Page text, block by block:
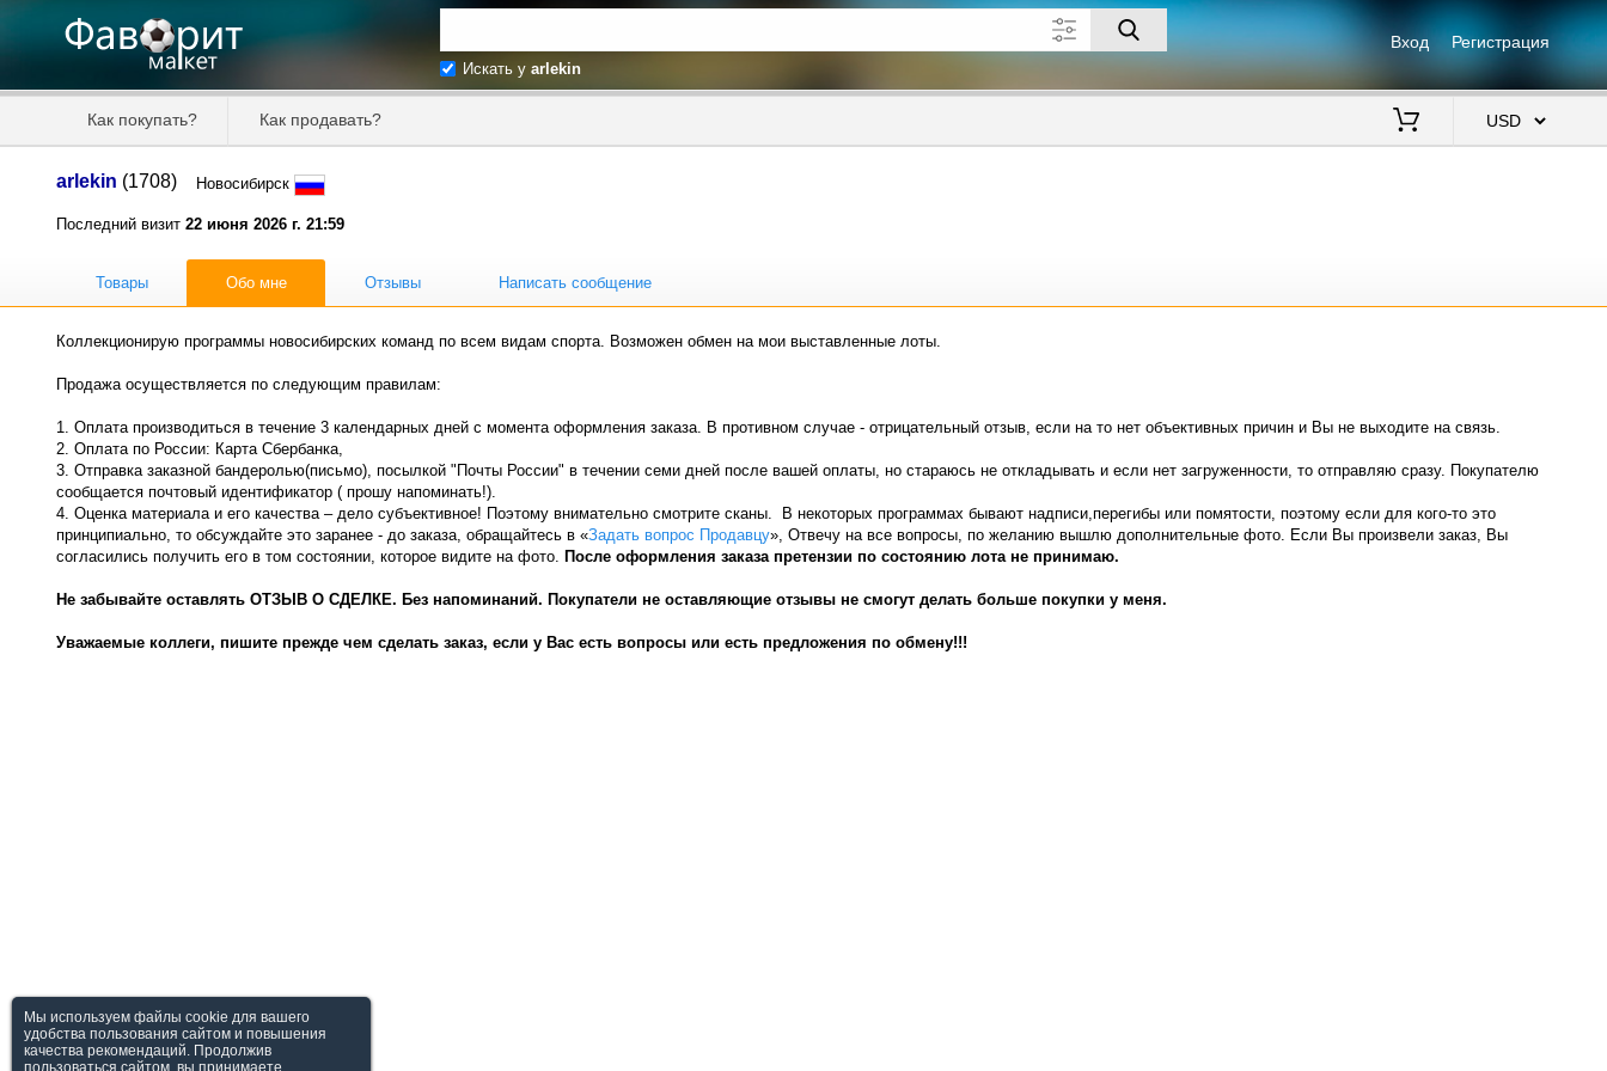
Вход Регистрация
Искать у arlekin
Как покупать? Как продавать?
arlekin (1708) Новосибирск
Последний визит 22 июня 2026 г. 21:59
Товары Обо мне Отзывы Написать сообщение
Коллекционирую программы новосибирских команд по всем видам спорта. Возможен обмен на мои выставленные лоты.
Продажа осуществляется по следующим правилам:
1. Оплата производиться в течение 3 календарных дней с момента оформления заказа. В противном случае - отрицательный отзыв, если на то нет объективных причин и Вы не выходите на связь.
2. Оплата по России: Карта Сбербанка,
3. Отправка заказной бандеролью(письмо), посылкой "Почты России" в течении семи дней после вашей оплаты, но стараюсь не откладывать и если нет загруженности, то отправляю сразу. Покупателю
сообщается почтовый идентификатор ( прошу напоминать!).
4. Оценка материала и его качества – дело субъективное! Поэтому внимательно смотрите сканы. В некоторых программах бывают надписи,перегибы или помятости, поэтому если для кого-то это
принципиально, то обсуждайте это заранее - до заказа, обращайтесь в «Задать вопрос Продавцу», Отвечу на все вопросы, по желанию вышлю дополнительные фото. Если Вы произвели заказ, Вы
согласились получить его в том состоянии, которое видите на фото. После оформления заказа претензии по состоянию лота не принимаю.
Не забывайте оставлять ОТЗЫВ О СДЕЛКЕ. Без напоминаний. Покупатели не оставляющие отзывы не смогут делать больше покупки у меня.
Уважаемые коллеги, пишите прежде чем сделать заказ, если у Вас есть вопросы или есть предложения по обмену!!!
Мы используем файлы cookie для вашего
удобства пользования сайтом и повышения
качества рекомендаций. Продолжив